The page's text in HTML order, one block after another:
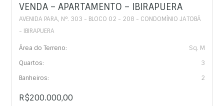
VENDA – APARTAMENTO – IBIRAPUERA
AVENIDA PARA, N°. 303 - BLOCO 02 - 208 - CONDOMÍNIO JATOBÁ
- IBIRAPUERA
Área do Terreno:
Sq. M
Quartos:
3
Banheiros:
2
R$200.000,00